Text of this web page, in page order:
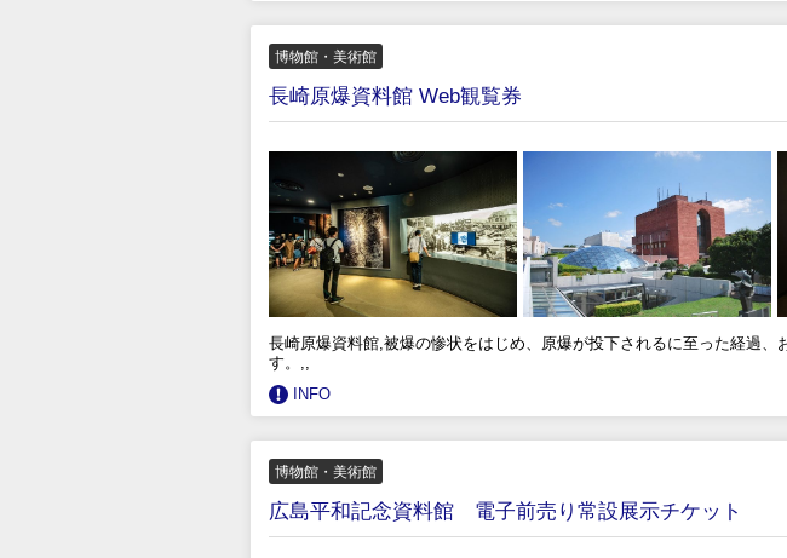
博物館・美術館
長崎原爆資料館 Web観覧券
長崎原爆資料館,被爆の惨状をはじめ、原爆が投下されるに至った経過
す。,,
INFO
博物館・美術館
広島平和記念資料館 電子前売り常設展示チケット